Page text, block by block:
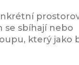
se sbíhají nebo
který jako